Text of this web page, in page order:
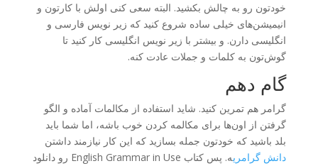
خودتون رو به چالش بکشید. البته سعی کنی اولش با کارتون و
انیمیشن‌های خیلی ساده شروع کنید که زیر نویس فارسی و
انگلیسی دارن. و بیشتر با زیر نویس انگلیسی کار کنید تا
گوش‌تون به کلمات و جملات عادت کنه.
گام دهم
گرامر هم تمرین کنید. شاید استفاده از مکالمات آماده و الگو
گرفتن از اون‌ها برای مکالمه کردن خوب باشه، اما شما باید
بلد باشید که خودتون جمله بسازید که این کار نیازمند داشتن
دانش گرامری
ه. پس کتاب English Grammar in Use رو دانلود